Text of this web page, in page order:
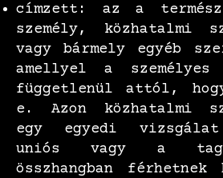
címzett: az a
személy, közhatalmi
vagy bármely egyéb
amellyel a
függetlenül attól,
e. Azon közhatalmi
egy egyedi
uniós vagy a
összhangban férhetnek